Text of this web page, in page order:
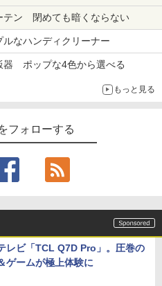
テン 閉めても暗くならない
なハンディクリーナー
器 ポップな4色から選べる
もっと見る
フォローする
レビ「TCL Q7D Pro」。圧巻の
ゲームが極上体験に